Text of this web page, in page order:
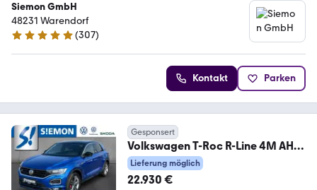
Siemon GmbH
48231 Warendorf
4.8 Sterne
(307)
Kontakt Parken
Gesponsert
Volkswagen T-Roc R-Line 4M AHK
ACC SHZ NAV CARPLAY VIRTUAL
Lieferung möglich
22.930 €